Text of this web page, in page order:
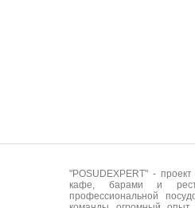
"POSUDEXPERT" -
кафе, барами и
профессиональной